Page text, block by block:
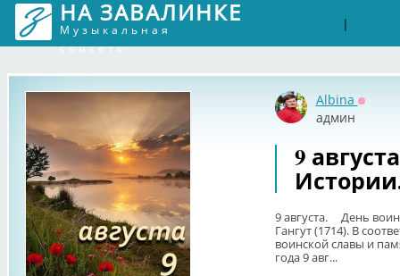
НА ЗАВАЛИНКЕ
Музыкальная
соцсеть
|
Albina
админ
9
9 августа. День
Гангут (1714). В
воинской славы и
года 9 авг...